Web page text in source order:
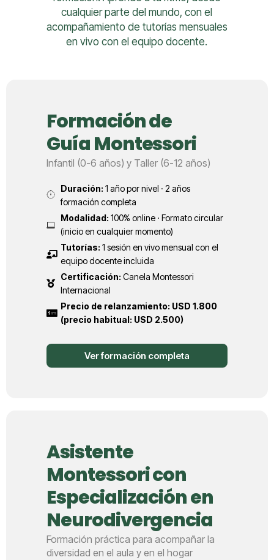
cualquier parte del mundo, con el
acompañamiento de tutorías mensuales
en vivo con el equipo docente.
Formación de
Guía Montessori
Infantil (0-6 años) y Taller (6-12 años)
Duración: 1 año por nivel · 2 años
formación completa
Modalidad: 100% online · Formato circular
(inicio en cualquier momento)
Tutorías: 1 sesión en vivo mensual con el
equipo docente incluida
Certificación: Canela Montessori
Internacional
Precio de relanzamiento: USD 1.800
(precio habitual: USD 2.500)
Ver formación completa
Asistente
Montessori con
Especialización en
Neurodivergencia
Formación práctica para acompañar la
diversidad en el aula y en el hogar